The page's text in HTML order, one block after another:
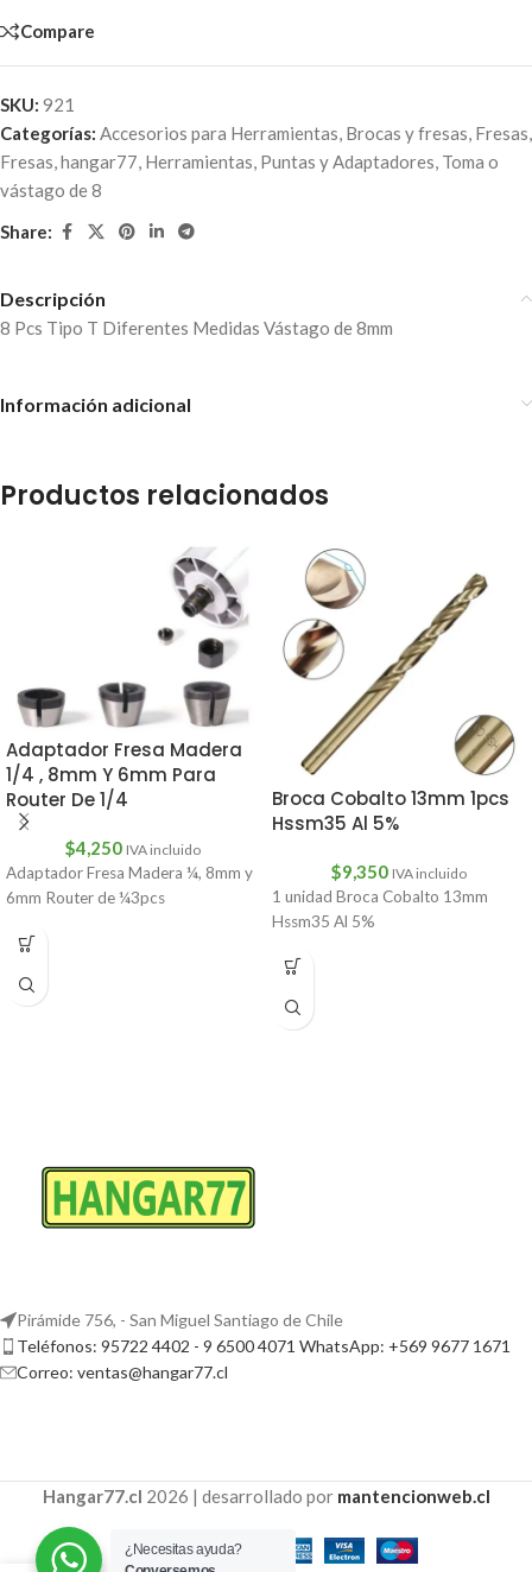
Compare
SKU: 921
Categorías: Accesorios para Herramientas, Brocas y fresas, Fresas,
Fresas,hangar77, Herramientas, Puntas y Adaptadores, Toma o
vástago de 8
Share:
Descripción
8 Pcs Tipo T Diferentes Medidas Vástago de 8mm
Información adicional
Productos relacionados
Adaptador Fresa Madera
1/4 , 8mm Y 6mm Para
Router De 1/4
$4,250 IVA incluido
Adaptador Fresa Madera ¼, 8mm y
6mm Router de ¼3pcs
Broca Cobalto 13mm 1pcs
Hssm35 Al 5%
$9,350 IVA incluido
1 unidad Broca Cobalto 13mm
Hssm35 Al 5%
Pirámide 756, - San Miguel Santiago de Chile
Teléfonos: 95722 4402 - 9 6500 4071 WhatsApp: +569 9677 1671
Correo: ventas@hangar77.cl
Hangar77.cl 2026 | desarrollado por mantencionweb.cl
¿Necesitas ayuda?